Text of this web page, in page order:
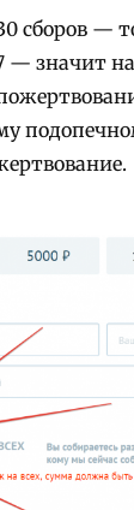
сборов —
— значит на